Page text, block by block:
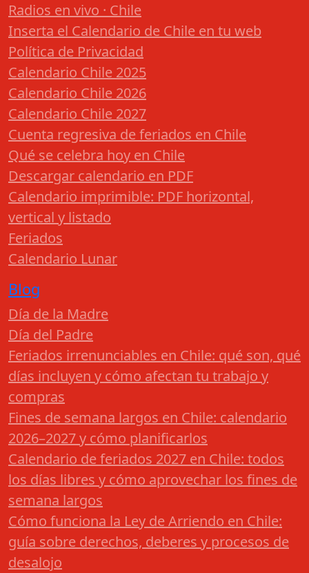
Radios en vivo · Chile
Inserta el Calendario de Chile en tu web
Política de Privacidad
Calendario Chile 2025
Calendario Chile 2026
Calendario Chile 2027
Cuenta regresiva de feriados en Chile
Qué se celebra hoy en Chile
Descargar calendario en PDF
Calendario imprimible: PDF horizontal,
vertical y listado
Feriados
Calendario Lunar
Blog
Día de la Madre
Día del Padre
Feriados irrenunciables en Chile: qué son, qué
días incluyen y cómo afectan tu trabajo y
compras
Fines de semana largos en Chile: calendario
2026–2027 y cómo planificarlos
Calendario de feriados 2027 en Chile: todos
los días libres y cómo aprovechar los fines de
semana largos
Cómo funciona la Ley de Arriendo en Chile:
guía sobre derechos, deberes y procesos de
desalojo